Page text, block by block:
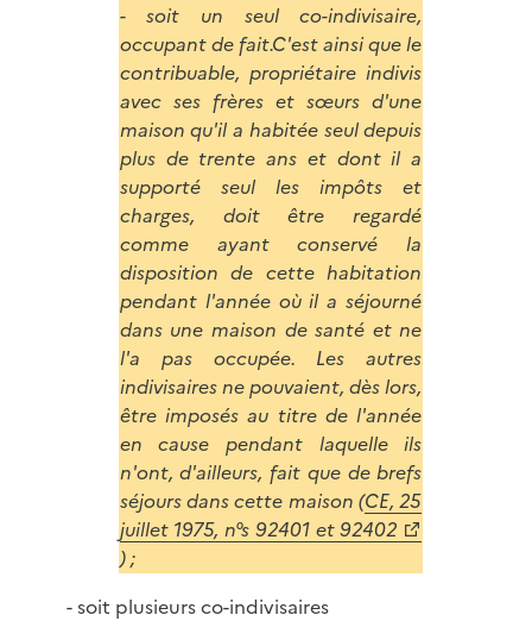
- soit un seul co-indivisaire,
occupant de fait.C'est ainsi que le
contribuable, propriétaire indivis
avec ses frères et sœurs d'une
maison qu'il a habitée seul depuis
plus de trente ans et dont il a
supporté seul les impôts et
charges, doit être regardé
comme ayant conservé la
disposition de cette habitation
pendant l'année où il a séjourné
dans une maison de santé et ne
l'a pas occupée. Les autres
indivisaires ne pouvaient, dès lors,
être imposés au titre de l'année
en cause pendant laquelle ils
n'ont, d'ailleurs, fait que de brefs
séjours dans cette maison (CE, 25
juillet 1975, n°s 92401 et 92402
) ;
- soit plusieurs co-indivisaires